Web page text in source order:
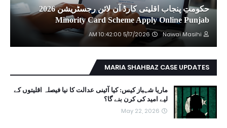
حکومتِ پنجاب اقلیتی کارڈ آن لائن رجسٹریشن 2026
Minority Card Scheme Apply Online Punjab
Nawai Masihi
5/17/2026 10:42:00 AM
MARIA SHAHBAZ CASE UPDATES
ماریا شہباز کیس: کیا آئینی عدالت کا نیا فیصلہ اقلیتوں کے
لیے امید کی کرن بنے گا؟
May 22, 2026